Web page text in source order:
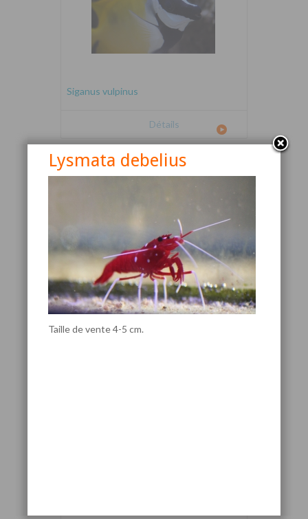
Siganus vulpinus
Détails
Canthigaster valentini
Lysmata debelius
Taille de vente 4-5 cm.